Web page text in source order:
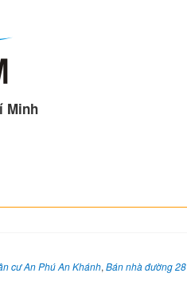
Minh
cư An Phú An Khánh, Bán nhà đường 28